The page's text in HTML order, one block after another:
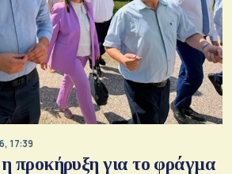
17:39
προκήρυξη για το φράγμα